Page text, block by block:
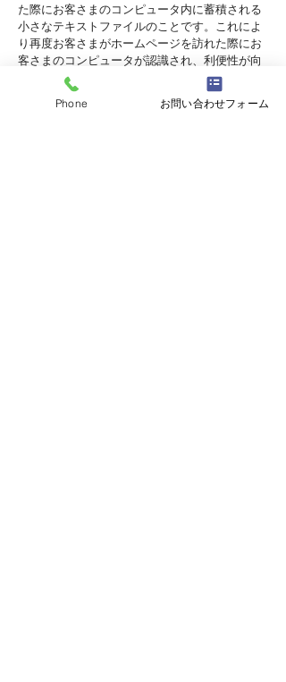
た際にお客さまのコンピュータ内に蓄積される
小さなテキストファイルのことです。これによ
り再度お客さまがホームページを訪れた際にお
客さまのコンピュータが認識され、利便性が向
上します。クッキーの中には個人が特定できる
情報は残りません。
ほとんどのコンピュータのブラウザがクッキー
Phone お問い合わせフォーム